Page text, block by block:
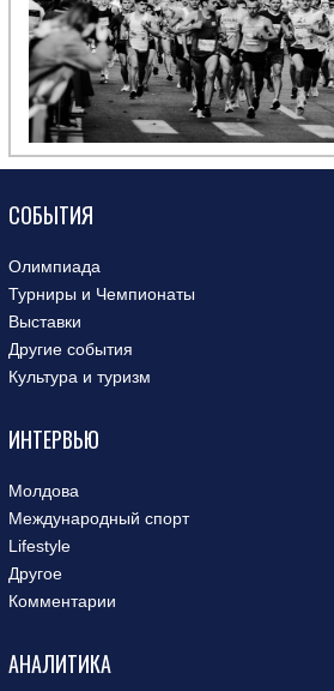
СОБЫТИЯ
Олимпиада
Турниры и Чемпионаты
Выставки
Другие события
Культура и туризм
ИНТЕРВЬЮ
Молдова
Международный спорт
Lifestyle
Другое
Комментарии
АНАЛИТИКА